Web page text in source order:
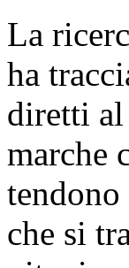
La
ha
diretti
marche
che si